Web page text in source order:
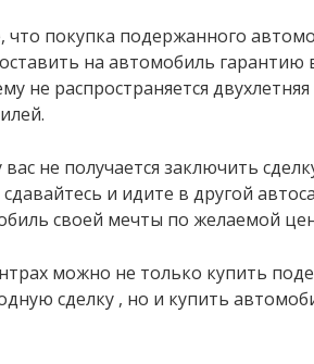
покупка подержанного
на автомобиль гарантию
не распространяется
не получается заключить
и идите в другой
своей мечты по желаемой
можно не только купить
сделку , но и купить